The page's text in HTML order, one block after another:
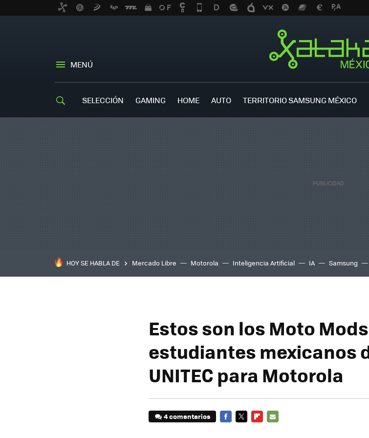
MENÚ
SELECCIÓN GAMING HOME AUTO TERRITORIO SAMSUNG MÉXICO
HOY SE HABLA DE Mercado Libre Motorola Inteligencia Artificial IA Samsung
Estos son los Moto
estudiantes mexicanos
UNITEC para Motorola
4 comentarios